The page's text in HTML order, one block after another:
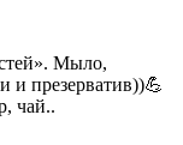
Мыло,
и презерватив))💪
чай..